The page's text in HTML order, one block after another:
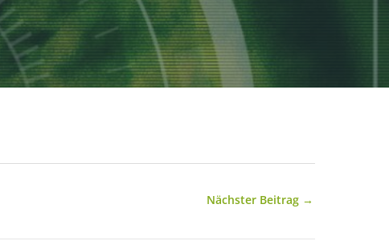
Nächster Beitrag →